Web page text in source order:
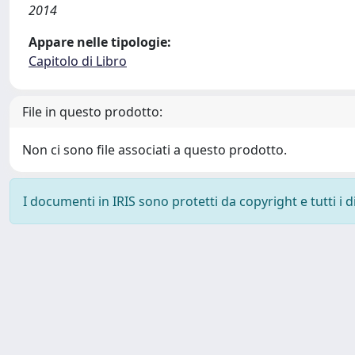
2014
Appare nelle tipologie:
Capitolo di Libro
File in questo prodotto:
Non ci sono file associati a questo prodotto.
I documenti in IRIS sono protetti da copyright e tutti i